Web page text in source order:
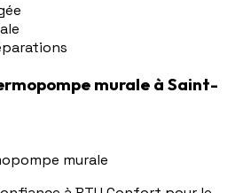
murale à Saint-
murale